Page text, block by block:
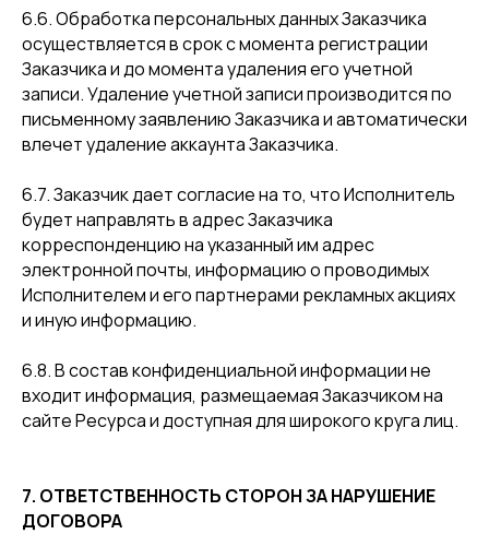
6.6. Обработка персональных данных Заказчика
осуществляется в срок с момента регистрации
Заказчика и до момента удаления его учетной
записи. Удаление учетной записи производится по
письменному заявлению Заказчика и автоматически
влечет удаление аккаунта Заказчика.
6.7. Заказчик дает согласие на то, что Исполнитель
будет направлять в адрес Заказчика
корреспонденцию на указанный им адрес
электронной почты, информацию о проводимых
Исполнителем и его партнерами рекламных акциях
и иную информацию.
6.8. В состав конфиденциальной информации не
входит информация, размещаемая Заказчиком на
сайте Ресурса и доступная для широкого круга лиц.
7. ОТВЕТСТВЕННОСТЬ СТОРОН ЗА НАРУШЕНИЕ
ДОГОВОРА